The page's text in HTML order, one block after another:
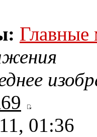
Главные
01:36